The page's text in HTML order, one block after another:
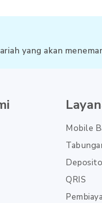
yang akan
Mobile
Deposito
QRIS